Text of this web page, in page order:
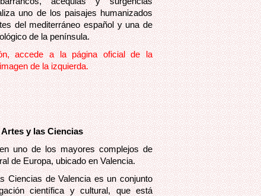
uno de los paisajes humanizados
del mediterráneo español y una de
de la península.
accede a la página oficial de la
de la izquierda.
y las Ciencias
uno de los mayores complejos de
de Europa, ubicado en Valencia.
Ciencias de Valencia es un conjunto
científica y cultural, que está